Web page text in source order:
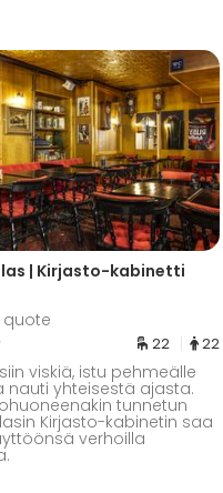
| Kirjasto-kabinetti
quote
22 22
viskiä, istu pehmeälle
nauti yhteisestä ajasta.
tunnetun
Kirjasto-kabinetin saa
verhoilla